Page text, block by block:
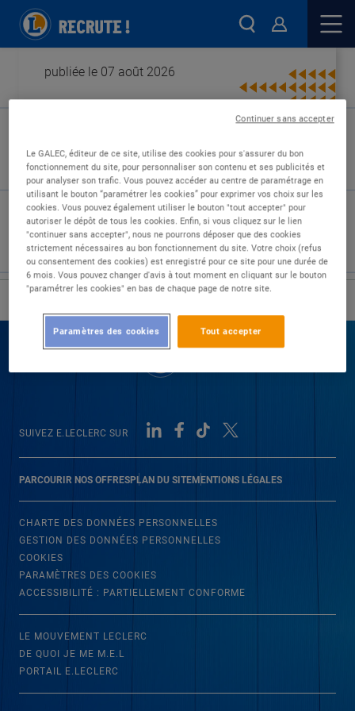
publiée le 07 août 2026
Type de contrat :
Expérience :
Études :
PARCOURIR NOS OFFRESPLAN DU SITEMENTIONS LÉGALES
SUIVEZ E.LECLERC SUR
CHARTE DES DONNÉES PERSONNELLES
GESTION DES DONNÉES PERSONNELLES
COOKIES
PARAMÈTRES DES COOKIES
ACCESSIBILITÉ : PARTIELLEMENT CONFORME
LE MOUVEMENT LECLERC
DE QUOI JE ME M.E.L
PORTAIL E.LECLERC
Le GALEC, éditeur de ce site, utilise des cookies pour s'assurer du bon
fonctionnement du site, pour personnaliser son contenu et ses publicités et
pour analyser son trafic. Vous pouvez accéder au centre de paramétrage en
utilisant le bouton “paramétrer les cookies” pour exprimer vos choix sur les
cookies. Vous pouvez également utiliser le bouton "tout accepter" pour
autoriser le dépôt de tous les cookies. Enfin, si vous cliquez sur le lien
"continuer sans accepter", nous ne pourrons déposer que des cookies
strictement nécessaires au bon fonctionnement du site. Votre choix (refus
ou consentement des cookies) est enregistré pour ce site pour une durée de
6 mois. Vous pouvez changer d'avis à tout moment en cliquant sur le bouton
"paramétrer les cookies" en bas de chaque page de notre site.
Tout accepter
Paramètres des cookies
Continuer sans accepter